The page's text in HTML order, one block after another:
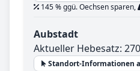
145 % ggü. Oechsen sparen,
Aubstadt
Aktueller Hebesatz:
Standort-Informationen